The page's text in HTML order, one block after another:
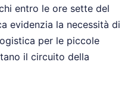
entro le ore sette del
evidenzia la necessità di
per le piccole
il circuito della